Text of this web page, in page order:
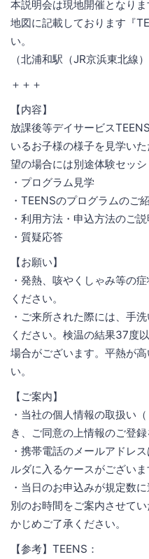
本説明会は現地開催となりま
地図に記載しております『
い。
（北浦和駅（JR京浜東北線
＋＋＋
【内容】
放課後等デイサービス
いるお子様の様子を見学い
望の場合には別途体験セッシ
・プログラム見学
・TEENSのプログラムのご
・利用方法・申込方法のご説
・質疑応答
【お願い】
・発熱、咳やくしゃみ等の
ください。
・ご来所された際には、手
ください。検温の結果37度
場合がございます。平熱が
い。
【ご案内】
・当社の個人情報の取扱い
き、ご同意の上情報のご登録
・携帯電話のメールアドレ
ルダに入るケースがござい
・当日のお申込みが規定数
別のお時間をご案内させて
かじめご了承ください。
【参考】TEENS：